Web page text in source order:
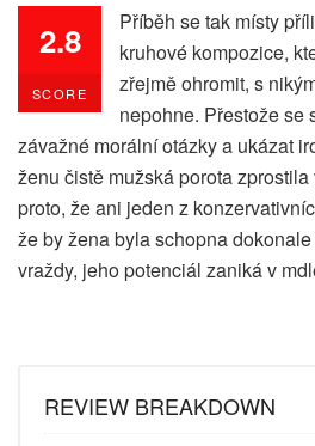
2.8
SCORE
Příběh se tak místy
kruhové kompozice,
zřejmě ohromit, s
nepohne. Přestože se
závažné morální otázky a ukázat
ženu čistě mužská porota
proto, že ani jeden z
že by žena byla schopna
vraždy, jeho potenciál zaniká v
REVIEW BREAKDOWN